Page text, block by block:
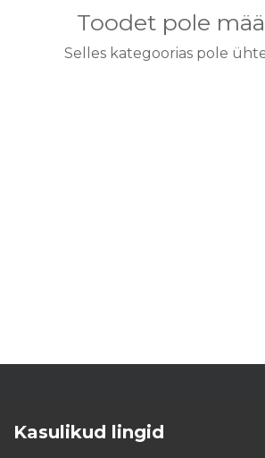
Toodet pole
Selles kategoorias pole
Kasulikud lingid